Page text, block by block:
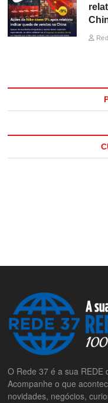
O Rede 37 é a sua
Acompanhe o que
novidades, negócios,